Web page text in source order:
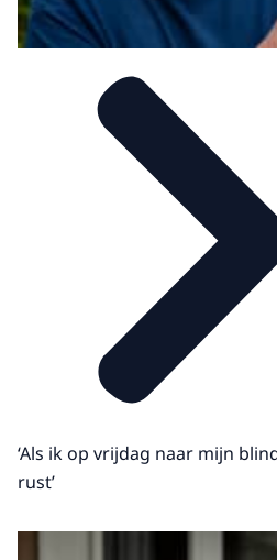
‘Als ik op vrijdag naar mijn
rust’